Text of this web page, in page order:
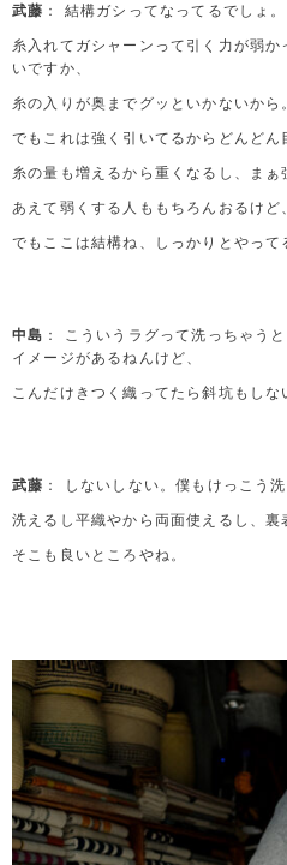
武藤 ： 結構ガシってなってるでしょ。
糸入れてガシャーンって引く力が弱
いですか、
糸の入りが奥までグッといかないから
でもこれは強く引いてるからどんどん
糸の量も増えるから重くなるし、まぁ
あえて弱くする人ももちろんおるけど
でもここは結構ね、しっかりとやって
中島 ： こういうラグって洗っちゃう
イメージがあるねんけど、
こんだけきつく織ってたら斜坑もしな
武藤 ： しないしない。僕もけっこう
洗えるし平織やから両面使えるし、裏
そこも良いところやね。